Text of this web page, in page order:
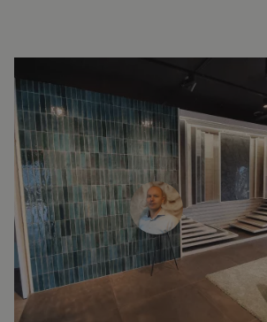
INTERESSE? NEEM VOOR
CONTACT OP.
Ron Vellekoop
Directeur
071 579 43 55
(Leiden)